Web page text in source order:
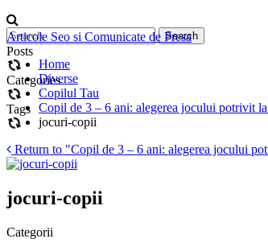
Posts
Categories
Tags
Articole Seo si Comunicate de Presa
Home
Diverse
Copilul Tau
Copil de 3 – 6 ani: alegerea jocului potrivit
jocuri-copii
Return to "Copil de 3 – 6 ani: alegerea jocului
jocuri-copii
Categorii